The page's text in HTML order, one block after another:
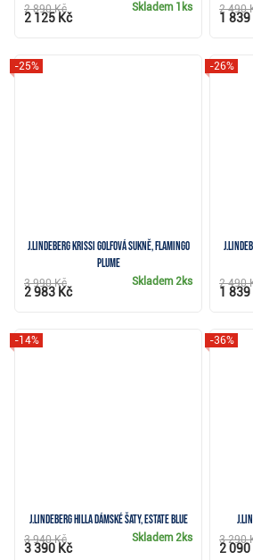
Skladem 1ks
2 890 Kč
2 125 Kč
2 490
1 839
J.Lindeberg Krissi golfová sukně, flamingo
plume
-25%
Skladem 2ks
3 990 Kč
2 983 Kč
-26%
2 490
1 839
J.Lindeberg Hilla dámské šaty, estate blue
-14%
Skladem2ks
3 940 Kč
3 390 Kč
-36%
3 290
2 090